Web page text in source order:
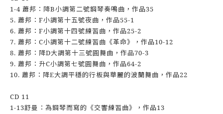
1-4 蕭邦：降B小調第二號鋼琴奏鳴曲，作品35
5. 蕭邦：F小調第十五號夜曲，作品55-1
6. 蕭邦：F小調第十四號練習曲，作品25-2
7. 蕭邦：C小調第十二號練習曲《革命》，作品10-12
8. 蕭邦：降D大調第十三號圓舞曲，作品70-3
9. 蕭邦：升C小調第七號圓舞曲，作品64-2
10. 蕭邦：降E大調平穩的行板與華麗的波蘭舞曲，作品22
CD 11
1-13舒曼：為鋼琴而寫的《交響練習曲》，作品13